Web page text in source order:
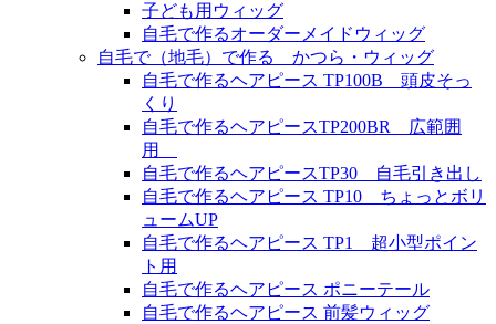
子ども用ウィッグ
自毛で作るオーダーメイドウィッグ
自毛で（地毛）で作る かつら・ウィッグ
自毛で作るヘアピース TP100B 頭皮そっ
くり
自毛で作るヘアピースTP200BR 広範囲
用
自毛で作るヘアピースTP30 自毛引き出し
自毛で作るヘアピース TP10 ちょっとボリ
ュームUP
自毛で作るヘアピース TP1 超小型ポイン
ト用
自毛で作るヘアピース ポニーテール
自毛で作るヘアピース 前髪ウィッグ